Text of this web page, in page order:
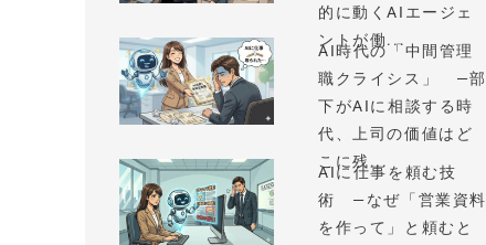
的に動くAIエージェ
ントが働...
AI時代の「中間管理
職クライシス」 —部
下がAIに相談する時
代、上司の価値はど
こに残...
AIに仕事を頼む技
術 —なぜ「営業資料
を作って」と頼むと